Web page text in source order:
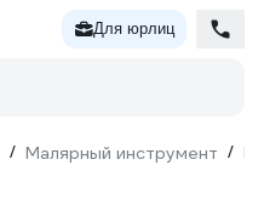
Для юрлиц
/ Малярный инструмент /